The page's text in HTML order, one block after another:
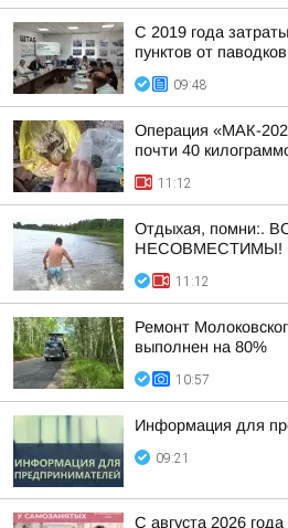
С 2019 года
пунктов от
09:48
Операция «МАК-
почти 40
11:12
Отдыхая, помни:.
НЕСОВМЕСТИМЫ!
11:12
Ремонт
выполнен на 80%
10:57
Информация для
09:21
С августа 2026